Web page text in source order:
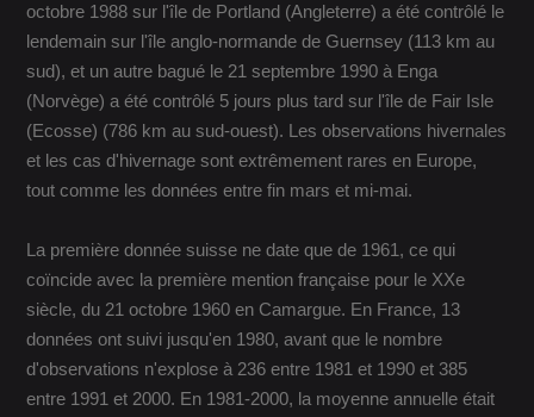
octobre 1988 sur l'île de Portland (Angleterre) a été contrôlé le
lendemain sur l'île anglo-normande de Guernsey (113 km au
sud), et un autre bagué le 21 septembre 1990 à Enga
(Norvège) a été contrôlé 5 jours plus tard sur l'île de Fair Isle
(Ecosse) (786 km au sud-ouest). Les observations hivernales
et les cas d'hivernage sont extrêmement rares en Europe,
tout comme les données entre fin mars et mi-mai.
La première donnée suisse ne date que de 1961, ce qui
coïncide avec la première mention française pour le XXe
siècle, du 21 octobre 1960 en Camargue. En France, 13
données ont suivi jusqu'en 1980, avant que le nombre
d'observations n'explose à 236 entre 1981 et 1990 et 385
entre 1991 et 2000. En 1981-2000, la moyenne annuelle était